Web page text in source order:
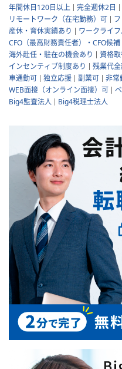
年間休日120日以上 完全週休2日
リモートワーク（在宅勤務）可
産休・育休実績あり
ワークライ
CFO（最高財務責任者）・CFO候補
海外赴任・駐在の機会あり
資格
インセンティブ制度あり
残業代
車通勤可
独立応援 副業可 非常
WEB面接（オンライン面接）可
Big4監査法人
Big4税理士法人